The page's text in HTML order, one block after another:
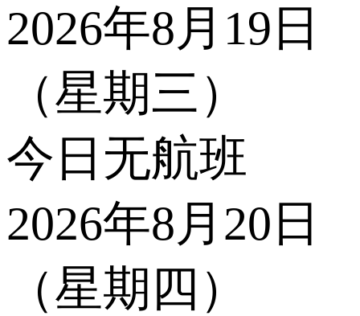
2026年8月19日
（星期三）
今日无航班
2026年8月20日
（星期四）